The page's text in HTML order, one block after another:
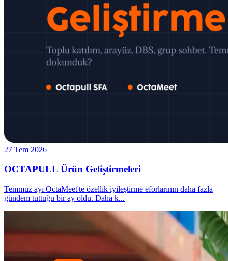
27 Tem 2026
OCTAPULL Ürün Geliştirmeleri
Temmuz ayı OctaMeet'te özellik iyileştirme eforlarının daha fazla
gündem tuttuğu bir ay oldu. Daha k...